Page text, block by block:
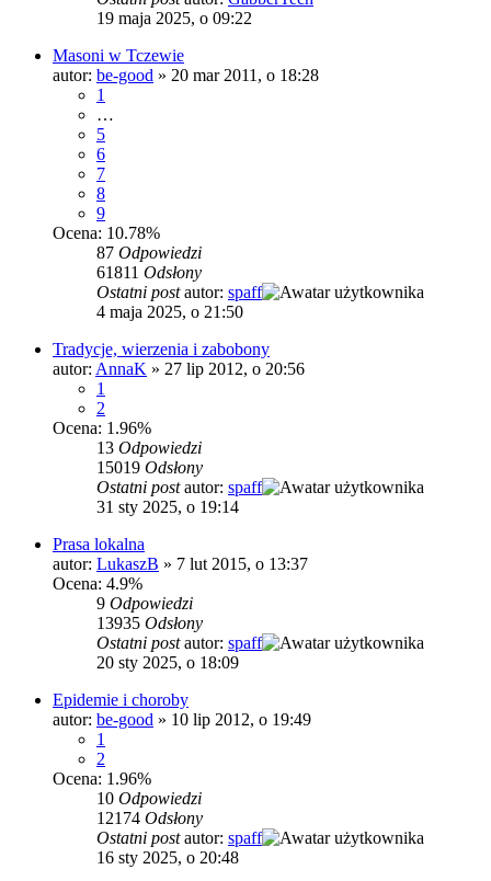
19 maja 2025, o 09:22
Masoni w Tczewie
autor: be-good » 20 mar 2011, o 18:28
1
…
5
6
7
8
9
Ocena: 10.78%
87 Odpowiedzi
61811 Odsłony
Ostatni postautor: spaff
4 maja 2025, o 21:50
Tradycje, wierzenia i zabobony
autor: AnnaK » 27 lip 2012, o 20:56
1
2
Ocena: 1.96%
13 Odpowiedzi
15019 Odsłony
Ostatni postautor: spaff
31 sty 2025, o 19:14
Prasa lokalna
autor: LukaszB » 7 lut 2015, o 13:37
Ocena: 4.9%
9 Odpowiedzi
13935 Odsłony
Ostatni postautor: spaff
20 sty 2025, o 18:09
Epidemie i choroby
autor: be-good » 10 lip 2012, o 19:49
1
2
Ocena: 1.96%
10 Odpowiedzi
12174 Odsłony
Ostatni postautor: spaff
16 sty 2025, o 20:48